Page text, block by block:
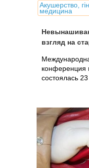
Акушерство,
медицина
взгляд на
конференция
состоялась